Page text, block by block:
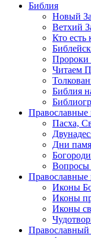
Библия
Новый
Ветхий
Кто есть
Пророки
Читаем
Библия
Православные
Пасха,
Дни
Вопросы
Иконы
Иконы
Иконы
Православный